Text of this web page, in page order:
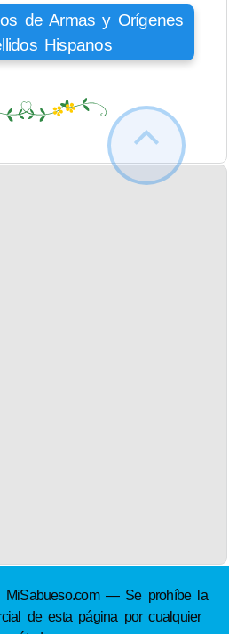
de Armas y Orígenes
Hispanos
— Se prohíbe la
de esta página por cualquier